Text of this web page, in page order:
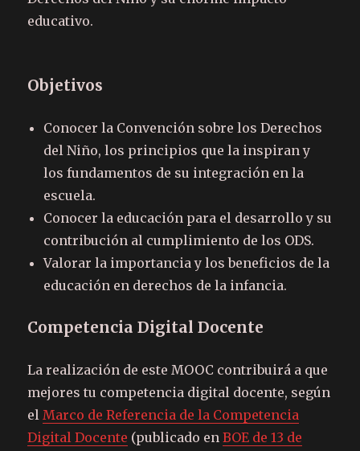
educativo.
Objetivos
Conocer la Convención sobre los Derechos
del Niño, los principios que la inspiran y
los fundamentos de su integración en la
escuela.
Conocer la educación para el desarrollo y su
contribución al cumplimiento de los ODS.
Valorar la importancia y los beneficios de la
educación en derechos de la infancia.
Competencia Digital Docente
La realización de este MOOC contribuirá a que
mejores tu competencia digital docente, según
elMarco de Referencia de la Competencia
Digital Docente (publicado enBOE de 13 de